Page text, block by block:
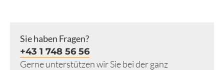
Sie haben Fragen?
+43 1 748 56 56
Gerne unterstützen wir Sie bei der ganz